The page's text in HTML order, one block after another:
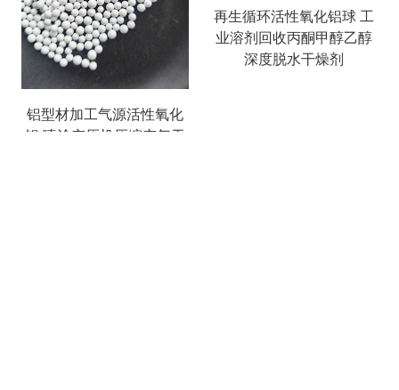
铝型材加工气源活性氧化
铝 喷涂空压机压缩空气干
再生循环活性氧化铝球 工
业溶剂回收丙酮甲醇乙醇
深度脱水干燥剂